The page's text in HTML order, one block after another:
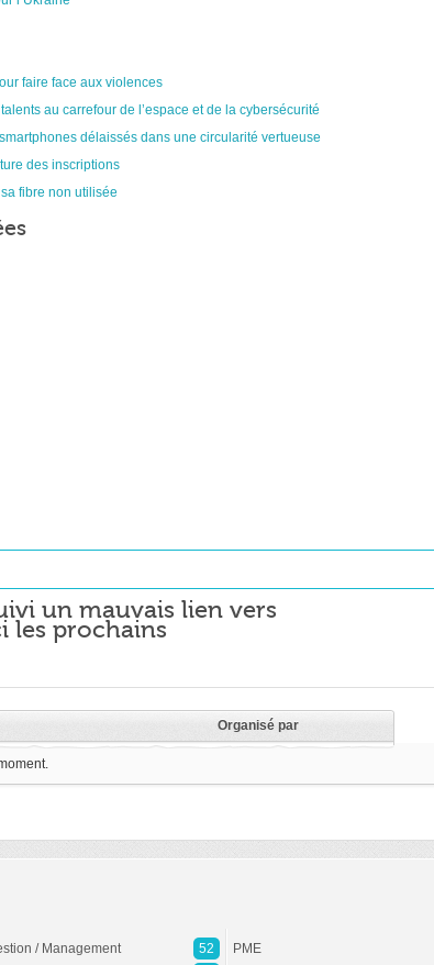
faire face aux violences
au carrefour de l’espace et de la cybersécurité
délaissés dans une circularité vertueuse
des inscriptions
fibre non utilisée
un mauvais lien vers
les prochains
Organisé par
/ Management
52
PME